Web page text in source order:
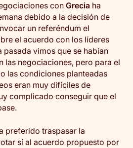
conGrecia ha
debido a la decisión de
un referéndum el
el acuerdo con los líderes
pasada vimos que se habían
las negociaciones, pero para el
las condiciones planteadas
eran muy difíciles de
complicado conseguir que el
preferido traspasar la
sí al acuerdo propuesto por